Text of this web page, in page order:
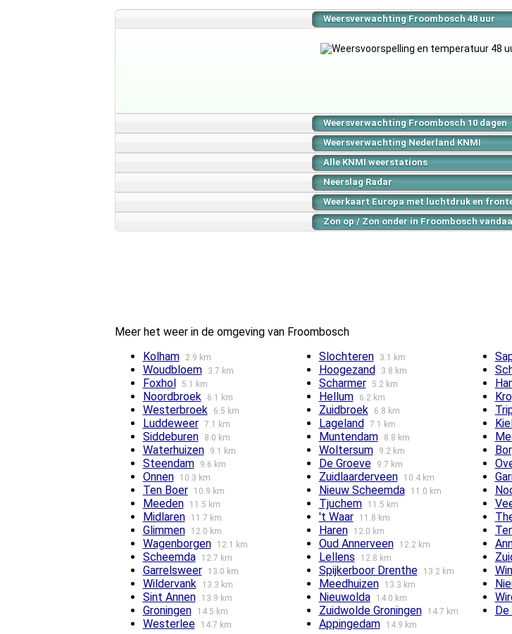
Weersverwachting Froombosch 48 uur
Weersverwachting Froombosch 10 dagen
Weersverwachting Nederland KNMI
Alle KNMI weerstations
Neerslag Radar
Weerkaart Europa met luchtdruk en
Zon op / Zon onder in Froombosch
Meer het weer in de omgeving van Froombosch
Kolham
2.9 km Slochteren 3.1 km
Woudbloem 3.7 km Hoogezand 3.8 km
Foxhol 5.1 km Scharmer 5.2 km
Noordbroek 6.1 km Hellum 6.2 km
Westerbroek 6.5 km Zuidbroek 6.8 km
Luddeweer 7.1 km Lageland 7.1 km
Siddeburen 8.0 km Muntendam 8.8 km
Waterhuizen 9.1 km Woltersum 9.2 km
Steendam 9.6 km De Groeve 9.7 km
Onnen 10.3 km Zuidlaarderveen 10.4 km
Ten Boer 10.9 km Nieuw Scheemda 11.0 km
Meeden 11.5 km Tjuchem 11.5 km
Midlaren 11.7 km 't Waar 11.8 km
Glimmen 12.0 km Haren 12.0 km
Wagenborgen 12.1 km Oud Annerveen 12.2 km
Scheemda 12.7 km Lellens 12.8 km
Garrelsweer 13.0 km Spijkerboor Drenthe 13.2 km
Wildervank 13.3 km Meedhuizen 13.3 km
Sint Annen 13.9 km Nieuwolda 14.0 km
Groningen 14.5 km Zuidwolde Groningen 14.7 km
Westerlee 14.7 km Appingedam 14.9 km